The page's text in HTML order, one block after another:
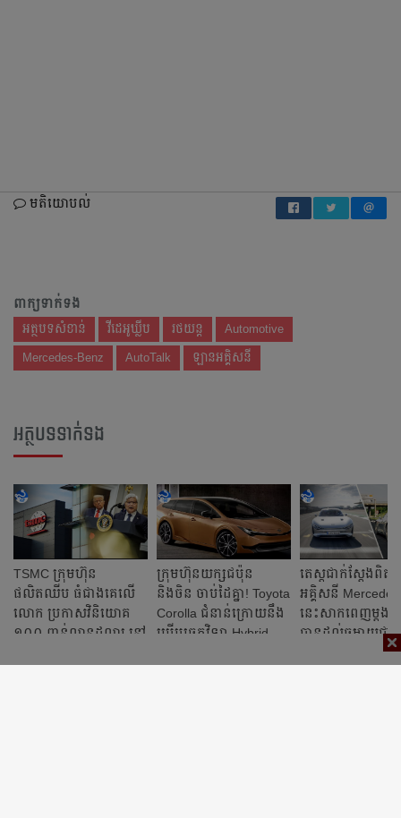
មតិយោបល់
ពាក្យទាក់ទង
អត្ថបទសំខាន់ វីដេអូឃ្លីប រថយន្ត Automotive
Mercedes-Benz AutoTalk ឡានអគ្គិសនី
អត្ថបទទាក់ទង
TSMC ក្រុមហ៊ុន
ផលិតឈីប ធំជាងគេលើ
លោក ប្រកាសវិនិយោគ
១០០ ពាន់លានដុល្លារ នៅ
ក្រុមហ៊ុនយក្សជប៉ុន
និងចិន ចាប់ដៃគ្នា! Toyota
Corolla ជំនាន់ក្រោយ​នឹង
ប្រើ​បច្ចេកវិទ្យា Hybrid
តេស្តជាក់ស្តែងពិត
អគ្គិសនី Mercedes
នេះសាកពេញម្តង
បានដល់ចម្ងាយ​ជាង